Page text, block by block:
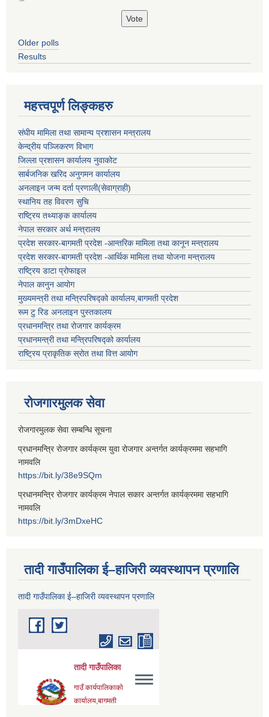
Older polls
Results
महत्त्वपूर्ण लिङ्कहरु
संघीय मामिला तथा सामान्य प्रशासन मन्त्रालय
केन्द्रीय पञ्जिकरण विभाग
जिल्ला प्रशासन कार्यालय नुवाकोट
सार्बजनिक खरिद अनुगमन कार्यालय
अनलाइन जन्म दर्ता प्रणाली(सेवाग्राही)
स्थानिय तह विवरण सुचि
राष्ट्रिय तथ्याङ्क कार्यालय
नेपाल सरकार अर्थ मन्त्रालय
प्रदेश सरकार-बागमती प्रदेश -आन्तरिक मामिला तथा कानून मन्त्रालय
प्रदेश सरकार-बागमती प्रदेश -आर्थिक मामिला तथा योजना मन्त्रालय
राष्ट्रिय डाटा प्रोफाइल
नेपाल कानुन आयोग
मुख्यमन्त्री तथा मन्त्रिपरिषद्को कार्यालय,बागमती प्रदेश
रूम टु रिड अनलाइन पुस्तकालय
प्रधानमन्त्रि तथा रोजगार कार्यक्रम
प्रधानमन्त्री तथा मन्त्रिपरिषद्को कार्यालय
राष्ट्रिय प्राकृतिक स्रोत तथा वित्त आयोग
रोजगारमुलक सेवा
रोजगारमुलक सेवा सम्बन्धि सूचना
प्रधानमन्त्रि रोजगार कार्यक्रम युवा रोजगार अन्तर्गत कार्यक्रममा सहभागि
नामवलि
https://bit.ly/38e9SQm
प्रधानमन्त्रि रोजगार कार्यक्रम नेपाल सकार अन्तर्गत कार्यक्रममा सहभागि
नामवलि
https://bit.ly/3mDxeHC
तादी गाउँपालिका ई–हाजिरी व्यवस्थापन प्रणालि
तादी गाउँपालिका ई–हाजिरी व्यवस्थापन प्रणालि